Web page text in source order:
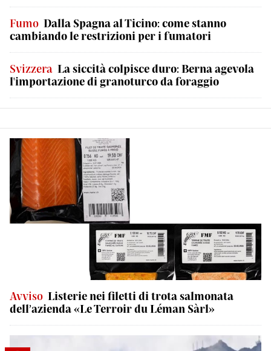
Fumo Dalla Spagna al Ticino: come stanno
cambiando le restrizioni per i fumatori
Svizzera La siccità colpisce duro: Berna agevola
l'importazione di granoturco da foraggio
Avviso Listerie nei filetti di trota salmonata
dell’azienda «Le Terroir du Léman Sàrl»